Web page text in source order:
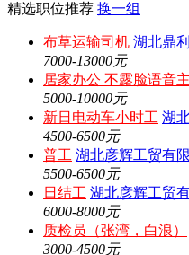
精选职位推荐 换一组
布草运输司机 湖北鼎
7000-13000元
居家办公 不露脸语音
5000-10000元
新日电动车小时工 湖
4500-6500元
普工 湖北彦辉工贸有
5500-6500元
日结工 湖北彦辉工贸
6000-8000元
质检员（张湾，白浪）
3000-4500元